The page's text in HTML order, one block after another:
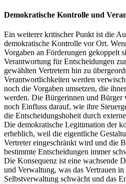
Demokratische Kontrolle und
Ein weiterer kritischer Punkt ist die
demokratische Kontrolle vor Ort.
Vorgaben an Förderungen gekoppelt
Verantwortung für Entscheidungen
gewählten Vertretern hin zu
Verantwortlichkeiten werden
noch die Vorgaben umsetzen, die
werden. Die Bürgerinnen und Bürger
noch Einfluss darauf, wie ihre
die Entscheidungshoheit durch
Die demokratische Legitimation der
erheblich, weil die eigentliche
Vertreter eingeschränkt wird und die
bestimmte Entscheidungen immer
Die Konsequenz ist eine wachsende
und Verwaltung, was das Vertrauen
Selbstverwaltung schwächt und das